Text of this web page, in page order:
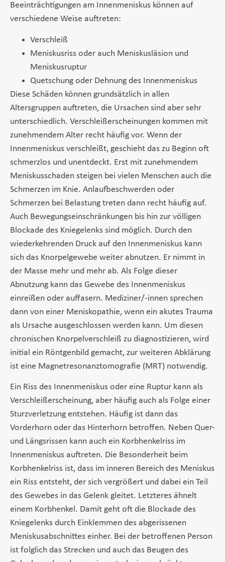
Beeinträchtigungen am Innenmeniskus können auf
verschiedene Weise auftreten:
Verschleiß
Meniskusriss oder auch Meniskusläsion und
Meniskusruptur
Quetschung oder Dehnung des Innenmeniskus
Diese Schäden können grundsätzlich in allen
Altersgruppen auftreten, die Ursachen sind aber sehr
unterschiedlich. Verschleißerscheinungen kommen mit
zunehmendem Alter recht häufig vor. Wenn der
Innenmeniskus verschleißt, geschieht das zu Beginn oft
schmerzlos und unentdeckt. Erst mit zunehmendem
Meniskusschaden steigen bei vielen Menschen auch die
Schmerzen im Knie. Anlaufbeschwerden oder
Schmerzen bei Belastung treten dann recht häufig auf.
Auch Bewegungseinschränkungen bis hin zur völligen
Blockade des Kniegelenks sind möglich. Durch den
wiederkehrenden Druck auf den Innenmeniskus kann
sich das Knorpelgewebe weiter abnutzen. Er nimmt in
der Masse mehr und mehr ab. Als Folge dieser
Abnutzung kann das Gewebe des Innenmeniskus
einreißen oder auffasern. Mediziner/-innen sprechen
dann von einer Meniskopathie, wenn ein akutes Trauma
als Ursache ausgeschlossen werden kann. Um diesen
chronischen Knorpelverschleiß zu diagnostizieren, wird
initial ein Röntgenbild gemacht, zur weiteren Abklärung
ist eine Magnetresonanztomografie (MRT) notwendig.
Ein Riss des Innenmeniskus oder eine Ruptur kann als
Verschleißerscheinung, aber häufig auch als Folge einer
Sturzverletzung entstehen. Häufig ist dann das
Vorderhorn oder das Hinterhorn betroffen. Neben Quer-
und Längsrissen kann auch ein Korbhenkelriss im
Innenmeniskus auftreten. Die Besonderheit beim
Korbhenkelriss ist, dass im inneren Bereich des Meniskus
ein Riss entsteht, der sich vergrößert und dabei ein Teil
des Gewebes in das Gelenk gleitet. Letzteres ähnelt
einem Korbhenkel. Damit geht oft die Blockade des
Kniegelenks durch Einklemmen des abgerissenen
Meniskusabschnittes einher. Bei der betroffenen Person
ist folglich das Strecken und auch das Beugen des